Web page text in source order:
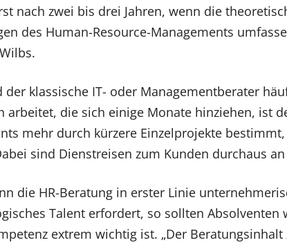
nach zwei bis drei Jahren, wenn die
des Human-Resource-Managements
der klassische IT- oder Managementberater
arbeitet, die sich einige Monate hinziehen, ist
mehr durch kürzere Einzelprojekte
sind Dienstreisen zum Kunden durchaus
die HR-Beratung in erster Linie
Talent erfordert, so sollten Absolventen
extrem wichtig ist. „Der